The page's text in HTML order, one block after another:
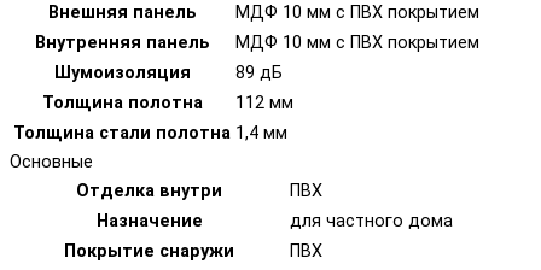
Внешняя панель
МДФ 10 мм с ПВХ покрытием
Внутренняя панель
МДФ 10 мм с ПВХ покрытием
Шумоизоляция
89 дБ
Толщина полотна
112 мм
Толщина стали полотна 1,4 мм
Основные
Отделка внутри
ПВХ
Назначение
для частного дома
Покрытие снаружи
ПВХ